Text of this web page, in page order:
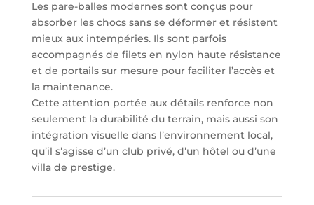
Les pare-balles modernes sont conçus pour
absorber les chocs sans se déformer et résistent
mieux aux intempéries. Ils sont parfois
accompagnés de filets en nylon haute résistance
et de portails sur mesure pour faciliter l’accès et
la maintenance.
Cette attention portée aux détails renforce non
seulement la durabilité du terrain, mais aussi son
intégration visuelle dans l’environnement local,
qu’il s’agisse d’un club privé, d’un hôtel ou d’une
villa de prestige.